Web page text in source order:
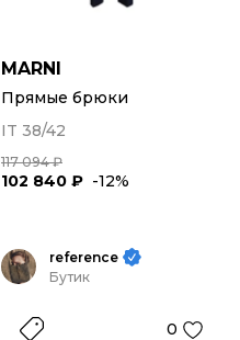
MARNI
Прямые брюки
IT 38/42
117 094 ₽
102 840 ₽ -12%
reference
Бутик
0